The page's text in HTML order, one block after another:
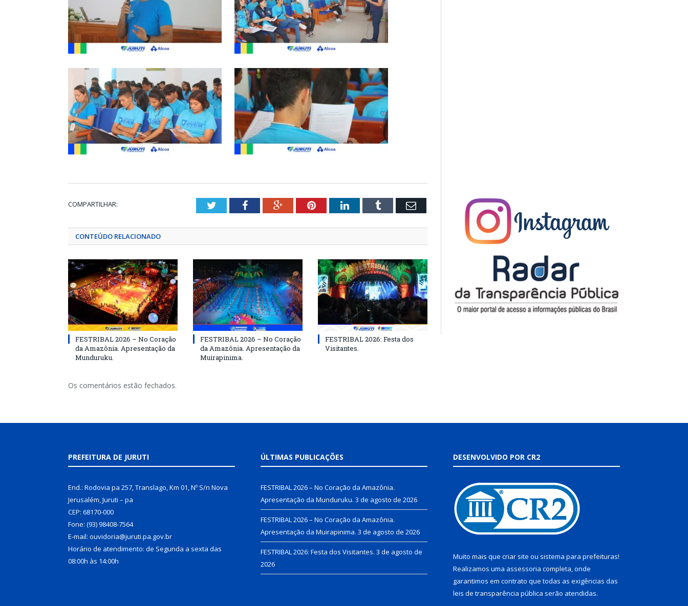
COMPARTILHAR: TwitterFacebookGoogle+PinterestLinkedInTumblr Email
CONTEÚDO RELACIONADO
FESTRIBAL 2026 – No Coração
da Amazônia. Apresentação da
Munduruku.
FESTRIBAL 2026 – No Coração
da Amazônia. Apresentação da
Muirapinima.
FESTRIBAL 2026: Festa dos
Visitantes.
Os comentários estão fechados.
PREFEITURA DE JURUTI
End.: Rodovia pa 257, Translago, Km 01, Nº S/n Nova
Jerusalém, Juruti – pa
CEP: 68170-000
Fone: (93) 98408-7564
E-mail: ouvidoria@juruti.pa.gov.br
Horário de atendimento: de Segunda a sexta das
08:00h às 14:00h
ÚLTIMAS PUBLICAÇÕES
FESTRIBAL 2026 – No Coração da Amazônia.
Apresentação da Munduruku. 3 de agosto de 2026
FESTRIBAL 2026 – No Coração da Amazônia.
Apresentação da Muirapinima. 3 de agosto de 2026
FESTRIBAL 2026: Festa dos Visitantes. 3 de agosto de
2026
DESENVOLVIDO POR CR2
Muito mais que criar site ou sistema para prefeituras!
Realizamos uma assessoria completa, onde
garantimos em contrato que todas as exigências das
leis de transparência pública serão atendidas.